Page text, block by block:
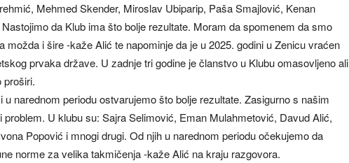
Mehmed Skender, Miroslav Ubiparip, Paša Smajlović, Kenan
da Klub ima što bolje rezultate. Moram da spomenem da smo
možda i šire -kaže Alić te napominje da je u 2025. godini u Zenicu vraćen
prvaka države. U zadnje tri godine je članstvo u Klubu omasovljeno ali
proširi.
narednom periodu ostvarujemo što bolje rezultate. Zasigurno s našim
problem. U klubu su: Sajra Selimović, Eman Mulahmetović, Davud Alić,
Popović i mnogi drugi. Od njih u narednom periodu očekujemo da
norme za velika takmičenja -kaže Alić na kraju razgovora.